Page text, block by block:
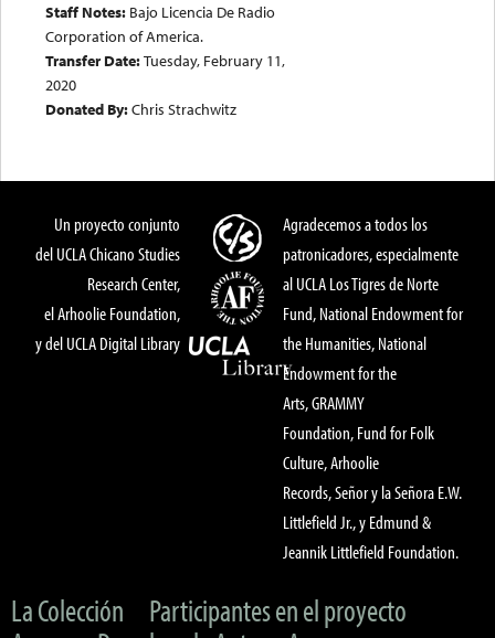
Staff Notes: Bajo Licencia De Radio
Corporation of America.
Transfer Date:Tuesday, February 11,
2020
Donated By:Chris Strachwitz
Un proyecto conjunto
del UCLA Chicano Studies
Research Center,
el Arhoolie Foundation,
y del UCLA Digital Library
Agradecemos a todos los
patronicadores, especialmente
al UCLA Los Tigres de Norte
Fund, National Endowment for
the Humanities, National
Endowment for the
Arts, GRAMMY
Foundation, Fund for Folk
Culture, Arhoolie
Records, Señor y la Señora E.W.
Littlefield Jr., y Edmund &
Jeannik Littlefield Foundation.
La Colección
Participantes en el proyecto